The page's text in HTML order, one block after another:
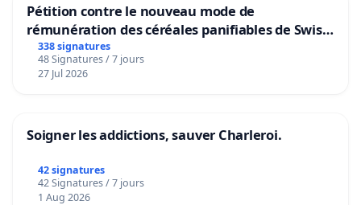
Pétition contre le nouveau mode de
rémunération des céréales panifiables de Swiss
granum basé sur la teneur en protéines
338 signatures
48 Signatures / 7 jours
27 Jul 2026
Soigner les addictions, sauver Charleroi.
42 signatures
42 Signatures / 7 jours
1 Aug 2026